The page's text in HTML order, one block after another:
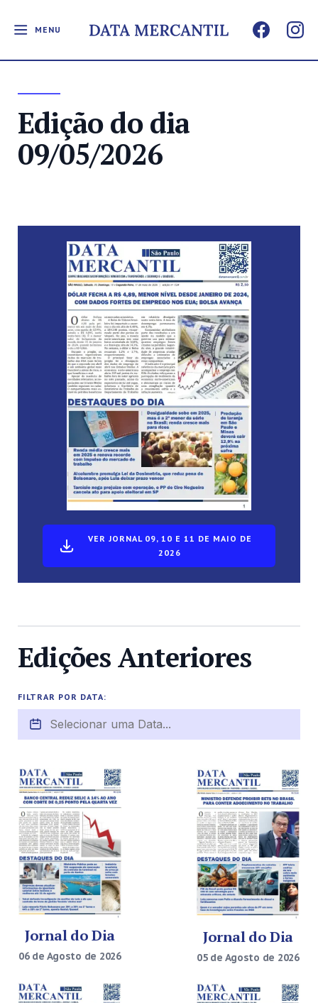
MENU
Edição do dia
09/05/2026
VER JORNAL 09, 10 E 11 DE MAIO DE
2026
Edições Anteriores
FILTRAR POR DATA:
Jornal do Dia
06 de Agosto de 2026
Jornal do Dia
05 de Agosto de 2026